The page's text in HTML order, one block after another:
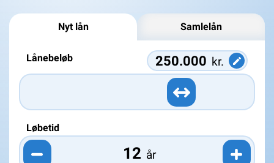
Nyt lån Samlelån
Lånebeløb kr.
Løbetid
år